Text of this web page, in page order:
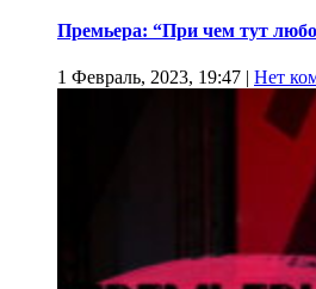
Премьера: “При чем тут
1 Февраль, 2023, 19:47 | Нет